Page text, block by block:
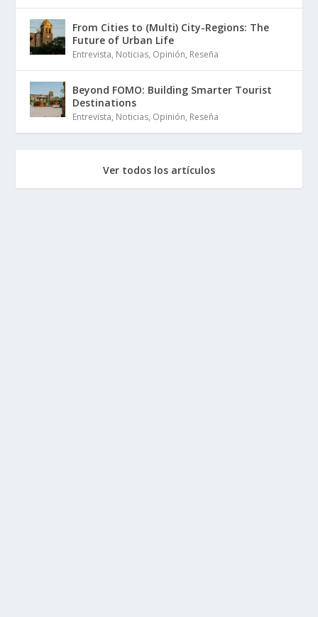
From Cities to (Multi) City-Regions: The
Future of Urban Life
Entrevista, Noticias, Opinión, Reseña
Beyond FOMO: Building Smarter Tourist
Destinations
Entrevista, Noticias, Opinión, Reseña
Ver todos los artículos